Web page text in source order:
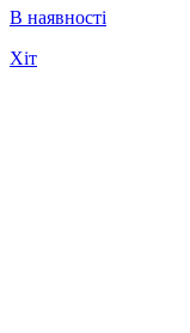
В наявності
Хіт